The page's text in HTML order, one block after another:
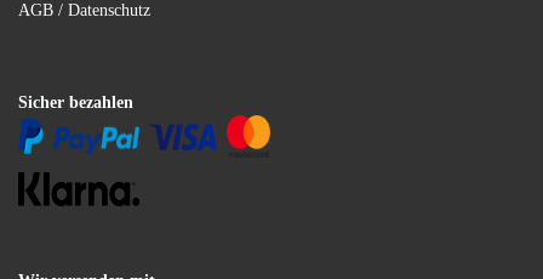
AGB / Datenschutz
Sicher bezahlen